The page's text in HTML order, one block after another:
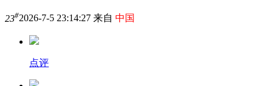
23#2026-7-5 23:14:27 来自 中国
点评